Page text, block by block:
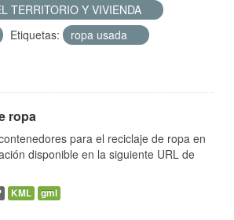
TERRITORIO Y VIVIENDA
Etiquetas:
ropa usada
ropa
para el reciclaje de ropa en
disponible en la siguiente URL de
KML gml